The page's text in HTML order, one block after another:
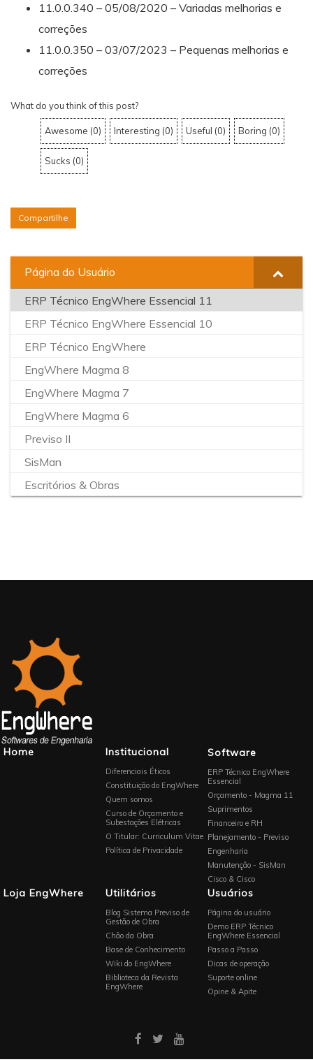
11.0.0.340 – 05/08/2020 – Variadas melhorias e
correções
11.0.0.350 – 03/07/2023 – Pequenas melhorias e
correções
What do you think of this post?
Awesome (0) Interesting (0) Useful (0) Boring (0)
Sucks (0)
Compartilhe
Página do Usuário
ERP Técnico EngWhere Essencial 11
ERP Técnico EngWhere Essencial 10
ERP Técnico EngWhere
EngWhere Magma 8
EngWhere Magma 7
EngWhere Magma 6
Previso II
SisMan
Escritórios & Obras
Home Institucional
Diferenciais Éticos
Constituição do EngWhere
Quem somos
Curso de Orçamento e
Subestações Elétricas
O Titular: Curriculum Vitae
Política de Privacidade
Software
ERP Técnico EngWhere
Essencial
Orçamento - Magma 11
Suprimentos
Financeiro e RH
Planejamento - Previso
Engenharia
Manutenção - SisMan
Cisco & Cisco
Loja EngWhere Utilitários
Blog Sistema Previso de
Gestão de Obra
Chão da Obra
Base de Conhecimento
Wiki do EngWhere
Biblioteca da Revista
EngWhere
Usuários
Página do usuário
Demo ERP Técnico
EngWhere Essencial
Passo a Passo
Dicas de operação
Suporte online
Opine & Apite